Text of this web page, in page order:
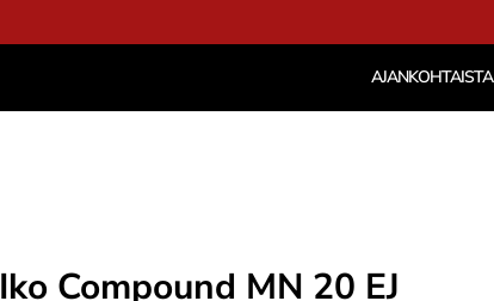
AJANKOHTAISTA
Iko Compound MN 20 EJ